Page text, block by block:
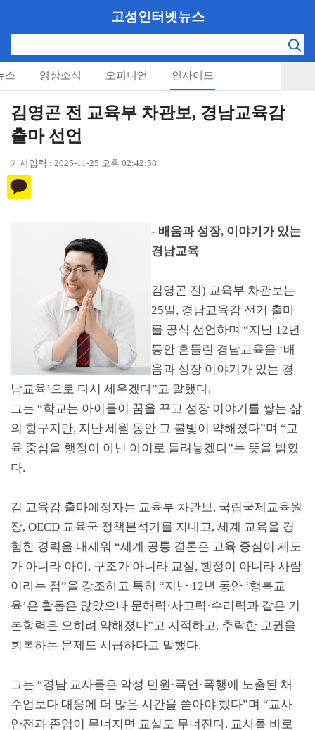
고성인터넷뉴스
스 영상소식 오피니언 인사이드
김영곤 전 교육부 차관보, 경남교육감
출마 선언
기사입력 : 2025-11-25 오후 02:42:58
- 배움과 성장, 이야기가 있는
경남교육
김영곤 전) 교육부 차관보는
25일, 경남교육감 선거 출마
를 공식 선언하며 “지난 12년
동안 흔들린 경남교육을 ‘배
움과 성장 이야기가 있는 경
남교육’으로 다시 세우겠다”고 말했다.
그는 “학교는 아이들이 꿈을 꾸고 성장 이야기를 쌓는 삶
의 항구지만, 지난 세월 동안 그 불빛이 약해졌다”며 “교
육 중심을 행정이 아닌 아이로 돌려놓겠다”는 뜻을 밝혔
다.
김 교육감 출마예정자는 교육부 차관보, 국립국제교육원
장, OECD 교육국 정책분석가를 지내고, 세계 교육을 경
험한 경력을 내세워 “세계 공통 결론은 교육 중심이 제도
가 아니라 아이 , 구조가 아니라 교실, 행정이 아니라 사람
이라는 점”을 강조하고 특히 “지난 12년 동안 ‘행복교
육’은 활동은 많았으나 문해력 ·사고력 ·수리력과 같은 기
본학력은 오히려 약해졌다”고 지적하고, 추락한 교권을
회복하는 문제도 시급하다고 말했다.
그는 “경남 교사들은 악성 민원 ·폭언 ·폭행에 노출된 채
수업보다 대응에 더 많은 시간을 쏟아야 했다”며 “교사
안전과 존엄이 무너지면 교실도 무너진다. 교사를 바로